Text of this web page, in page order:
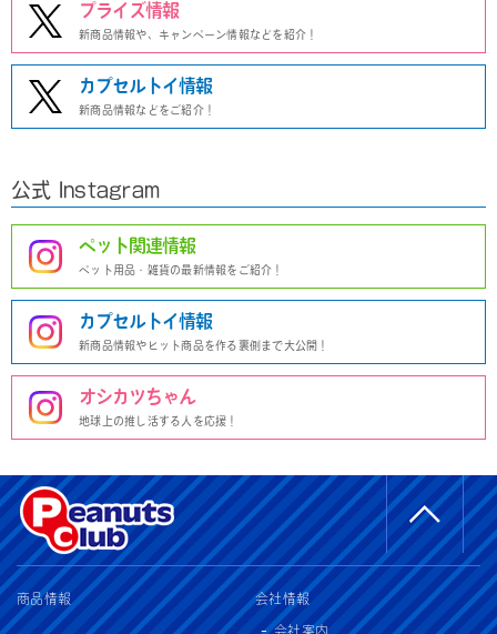
プライズ情報
新商品情報や、キャンペーン情報などを紹介！
カプセルトイ情報
新商品情報などをご紹介！
公式 Instagram
ペット関連情報
ペット用品・雑貨の最新情報をご紹介！
カプセルトイ情報
新商品情報やヒット商品を作る裏側まで大公開！
オシカツちゃん
地球上の推し活する人を応援！
商品情報 会社情報
会社案内